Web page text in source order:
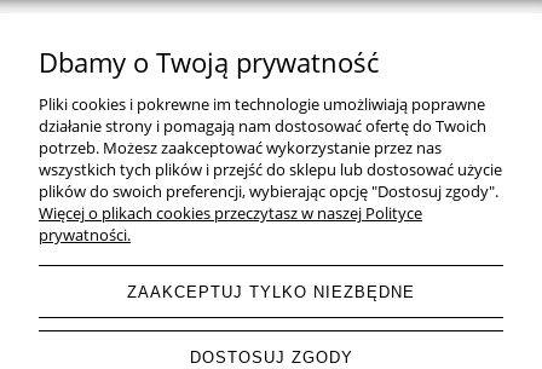
Natural Home Decor | E-mail: sklep at naturalhomedecor.pl | Tel.:
507 707 299 | NIP: 7971800592 | REGON: 381429127
Copyright © 2026 - Naturalhomedecor.pl
Dbamy o Twoją prywatność
Pliki cookies i pokrewne im technologie umożliwiają poprawne
działanie strony i pomagają nam dostosować ofertę do Twoich
potrzeb. Możesz zaakceptować wykorzystanie przez nas
wszystkich tych plików i przejść do sklepu lub dostosować użycie
plików do swoich preferencji, wybierając opcję "Dostosuj zgody".
Więcej o plikach cookies przeczytasz w naszej Polityce
prywatności.
ZAAKCEPTUJ TYLKO NIEZBĘDNE
DOSTOSUJ ZGODY